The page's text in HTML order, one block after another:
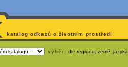
katalog odkazů o životním prostředí
výběr: dle regionu, země, jazyka